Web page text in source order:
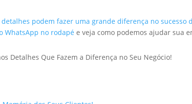
podem fazer uma grande diferença no sucesso
WhatsApp no rodapé e veja como podemos ajudar sua